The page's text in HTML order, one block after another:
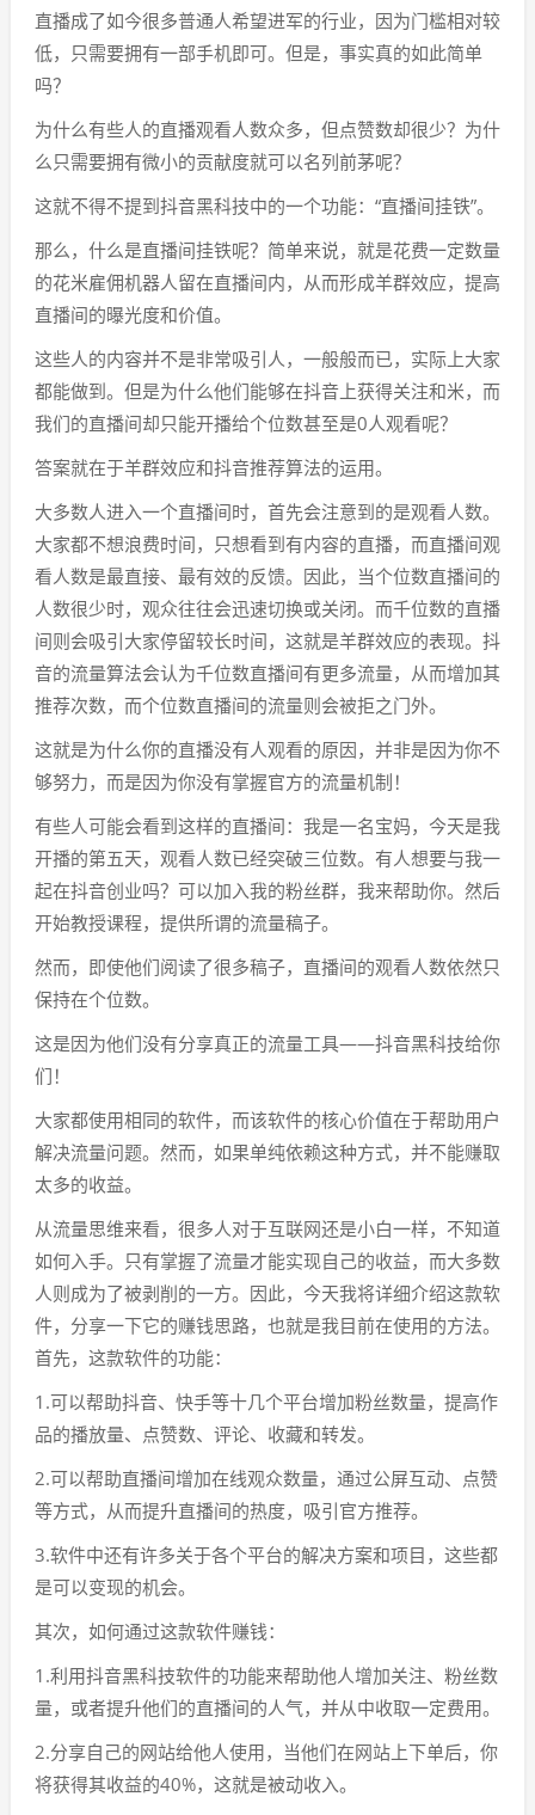
直播成了如今很多普通人希望进军的行业，因为门槛相对较
低，只需要拥有一部手机即可。但是，事实真的如此简单
吗？
为什么有些人的直播观看人数众多，但点赞数却很少？为什
么只需要拥有微小的贡献度就可以名列前茅呢？
这就不得不提到抖音黑科技中的一个功能：“直播间挂铁”。
那么，什么是直播间挂铁呢？简单来说，就是花费一定数量
的花米雇佣机器人留在直播间内，从而形成羊群效应，提高
直播间的曝光度和价值。
这些人的内容并不是非常吸引人，一般般而已，实际上大家
都能做到。但是为什么他们能够在抖音上获得关注和米，而
我们的直播间却只能开播给个位数甚至是0人观看呢？
答案就在于羊群效应和抖音推荐算法的运用。
大多数人进入一个直播间时，首先会注意到的是观看人数。
大家都不想浪费时间，只想看到有内容的直播，而直播间观
看人数是最直接、最有效的反馈。因此，当个位数直播间的
人数很少时，观众往往会迅速切换或关闭。而千位数的直播
间则会吸引大家停留较长时间，这就是羊群效应的表现。抖
音的流量算法会认为千位数直播间有更多流量，从而增加其
推荐次数，而个位数直播间的流量则会被拒之门外。
这就是为什么你的直播没有人观看的原因，并非是因为你不
够努力，而是因为你没有掌握官方的流量机制！
有些人可能会看到这样的直播间：我是一名宝妈，今天是我
开播的第五天，观看人数已经突破三位数。有人想要与我一
起在抖音创业吗？可以加入我的粉丝群，我来帮助你。然后
开始教授课程，提供所谓的流量稿子。
然而，即使他们阅读了很多稿子，直播间的观看人数依然只
保持在个位数。
这是因为他们没有分享真正的流量工具——抖音黑科技给你
们！
大家都使用相同的软件，而该软件的核心价值在于帮助用户
解决流量问题。然而，如果单纯依赖这种方式，并不能赚取
太多的收益。
从流量思维来看，很多人对于互联网还是小白一样，不知道
如何入手。只有掌握了流量才能实现自己的收益，而大多数
人则成为了被剥削的一方。因此，今天我将详细介绍这款软
件，分享一下它的赚钱思路，也就是我目前在使用的方法。
首先，这款软件的功能：
1.可以帮助抖音、快手等十几个平台增加粉丝数量，提高作
品的播放量、点赞数、评论、收藏和转发。
2.可以帮助直播间增加在线观众数量，通过公屏互动、点赞
等方式，从而提升直播间的热度，吸引官方推荐。
3.软件中还有许多关于各个平台的解决方案和项目，这些都
是可以变现的机会。
其次，如何通过这款软件赚钱：
1.利用抖音黑科技软件的功能来帮助他人增加关注、粉丝数
量，或者提升他们的直播间的人气，并从中收取一定费用。
2.分享自己的网站给他人使用，当他们在网站上下单后，你
将获得其收益的40%，这就是被动收入。